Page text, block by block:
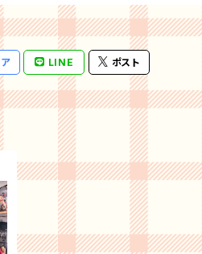
LINE ポスト